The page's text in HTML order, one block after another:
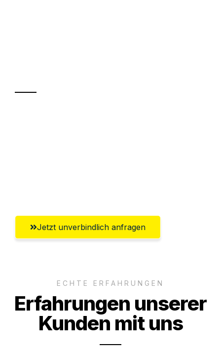
Jetzt unverbindlich anfragen
ECHTE ERFAHRUNGEN
Erfahrungen unserer
Kunden mit uns